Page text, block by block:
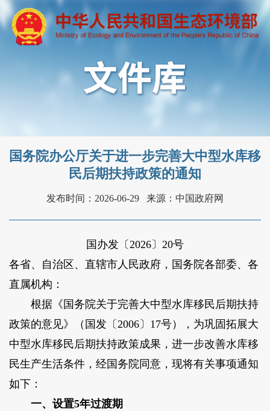
国务院办公厅关于进一步完善大中型水库移
民后期扶持政策的通知
发布时间：2026-06-29 来源：中国政府网
国办发〔2026〕20号
各省、自治区、直辖市人民政府，国务院各部委、各
直属机构：
根据《国务院关于完善大中型水库移民后期扶持
政策的意见》（国发〔2006〕17号），为巩固拓展大
中型水库移民后期扶持政策成果，进一步改善水库移
民生产生活条件，经国务院同意，现将有关事项通知
如下：
一、设置5年过渡期